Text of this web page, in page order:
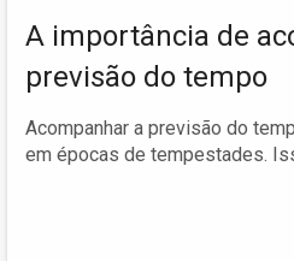
A importância de
previsão do tempo
Acompanhar a previsão do
em épocas de tempestades.